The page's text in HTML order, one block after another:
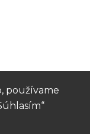
používame